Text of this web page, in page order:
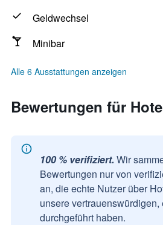
Geldwechsel
Minibar
Alle 6 Ausstattungen anzeigen
Bewertungen für
100 % verifiziert. Wir
Bewertungen nur von
an, die echte Nutzer über
unsere
durchgeführt haben.